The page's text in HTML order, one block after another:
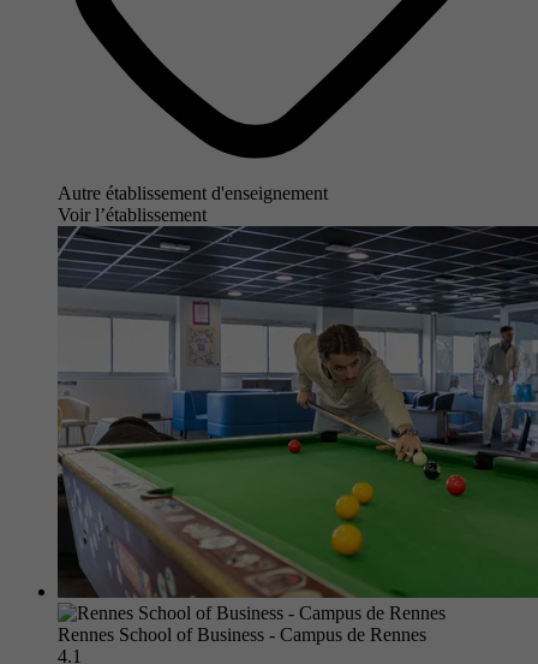
Autre établissement d'enseignement
Voir l’établissement
Rennes School of Business - Campus de Rennes
4.1